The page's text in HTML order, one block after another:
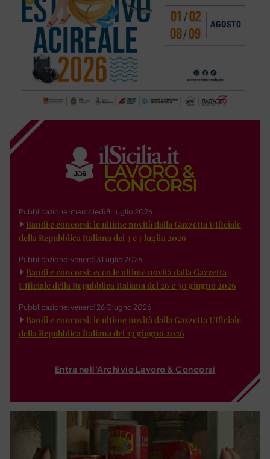
Pubblicazione: mercoledì 8 Luglio 2026
Bandi e concorsi: le ultime novità dalla Gazzetta Ufficiale
della Repubblica Italiana del 3 e 7 luglio 2026
Pubblicazione: venerdì 3 Luglio 2026
Bandi e concorsi: ecco le ultime novità dalla Gazzetta
Ufficiale della Repubblica Italiana del 26 e 30 giugno 2026
Pubblicazione: venerdì 26 Giugno 2026
Bandi e concorsi: le ultime novità dalla Gazzetta Ufficiale
della Repubblica Italiana del 23 giugno 2026
Entra nell'Archivio Lavoro & Concorsi